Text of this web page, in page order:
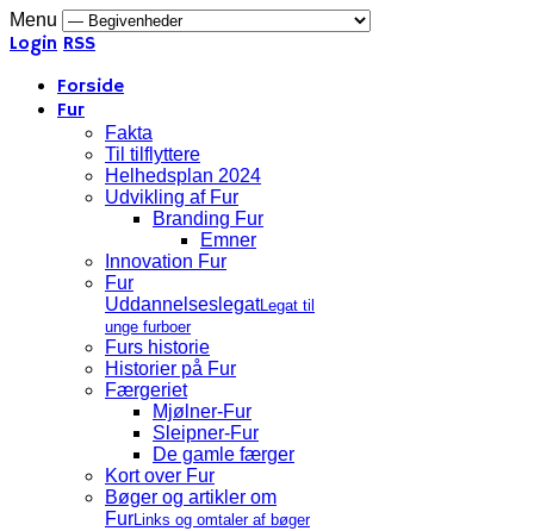
Menu
Login RSS
Forside
Fur
Fakta
Til tilflyttere
Helhedsplan 2024
Udvikling af Fur
Branding Fur
Emner
Innovation Fur
Fur
UddannelseslegatLegat til
unge furboer
Furs historie
Historier på Fur
Færgeriet
Mjølner-Fur
Sleipner-Fur
De gamle færger
Kort over Fur
Bøger og artikler om
FurLinks og omtaler af bøger